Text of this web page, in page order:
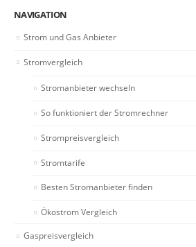
NAVIGATION
Strom und Gas Anbieter
Stromvergleich
Stromanbieter wechseln
So funktioniert der Stromrechner
Strompreisvergleich
Stromtarife
Besten Stromanbieter finden
Ökostrom Vergleich
Gaspreisvergleich